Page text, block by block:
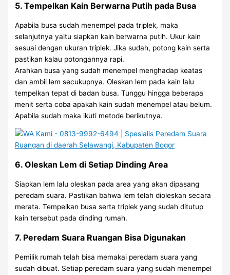
5. Tempelkan Kain Berwarna Putih pada Busa
Apabila busa sudah menempel pada triplek, maka
selanjutnya yaitu siapkan kain berwarna putih. Ukur kain
sesuai dengan ukuran triplek. Jika sudah, potong kain serta
pastikan kalau potongannya rapi.
Arahkan busa yang sudah menempel menghadap keatas
dan ambil lem secukupnya. Oleskan lem pada kain lalu
tempelkan tepat di badan busa. Tunggu hingga beberapa
menit serta coba apakah kain sudah menempel atau belum.
Apabila sudah maka ikuti metode berikutnya.
6. Oleskan Lem di Setiap Dinding Area
Siapkan lem lalu oleskan pada area yang akan dipasang
peredam suara. Pastikan bahwa lem telah dioleskan secara
merata. Tempelkan busa serta triplek yang sudah ditutup
kain tersebut pada dinding rumah.
7. Peredam Suara Ruangan Bisa Digunakan
Pemilik rumah telah bisa memakai peredam suara yang
sudah dibuat. Setiap peredam suara yang sudah menempel